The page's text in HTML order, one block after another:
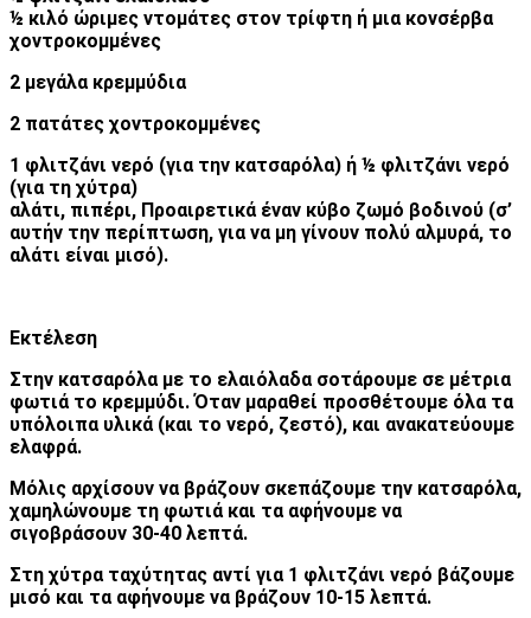
½ κιλό ώριμες ντομάτες στον τρίφτη ή μια κονσέρβα
χοντροκομμένες
2 μεγάλα κρεμμύδια
2 πατάτες χοντροκομμένες
1 φλιτζάνι νερό (για την κατσαρόλα) ή ½ φλιτζάνι νερό
(για τη χύτρα)
αλάτι, πιπέρι, Προαιρετικά έναν κύβο ζωμό βοδινού (σ’
αυτήν την περίπτωση, για να μη γίνουν πολύ αλμυρά, το
αλάτι είναι μισό).
Εκτέλεση
Στην κατσαρόλα με το ελαιόλαδα σοτάρουμε σε μέτρια
φωτιά το κρεμμύδι. Όταν μαραθεί προσθέτουμε όλα τα
υπόλοιπα υλικά (και το νερό, ζεστό), και ανακατεύουμε
ελαφρά.
Μόλις αρχίσουν να βράζουν σκεπάζουμε την κατσαρόλα,
χαμηλώνουμε τη φωτιά και τα αφήνουμε να
σιγοβράσουν 30-40 λεπτά.
Στη χύτρα ταχύτητας αντί για 1 φλιτζάνι νερό βάζουμε
μισό και τα αφήνουμε να βράζουν 10-15 λεπτά.